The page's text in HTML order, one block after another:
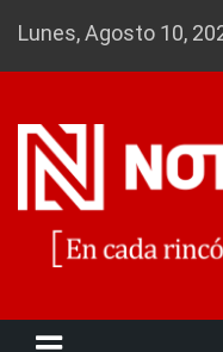
Lunes, Agosto 10,